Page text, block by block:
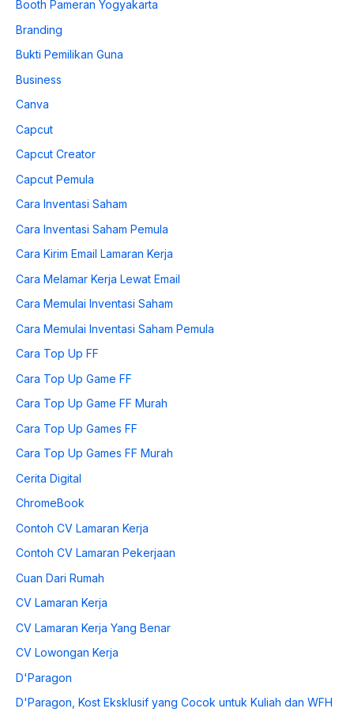
Booth Pameran Yogyakarta
Branding
Bukti Pemilikan Guna
Business
Canva
Capcut
Capcut Creator
Capcut Pemula
Cara Inventasi Saham
Cara Inventasi Saham Pemula
Cara Kirim Email Lamaran Kerja
Cara Melamar Kerja Lewat Email
Cara Memulai Inventasi Saham
Cara Memulai Inventasi Saham Pemula
Cara Top Up FF
Cara Top Up Game FF
Cara Top Up Game FF Murah
Cara Top Up Games FF
Cara Top Up Games FF Murah
Cerita Digital
ChromeBook
Contoh CV Lamaran Kerja
Contoh CV Lamaran Pekerjaan
Cuan Dari Rumah
CV Lamaran Kerja
CV Lamaran Kerja Yang Benar
CV Lowongan Kerja
D'Paragon
D'Paragon, Kost Eksklusif yang Cocok untuk Kuliah dan WFH